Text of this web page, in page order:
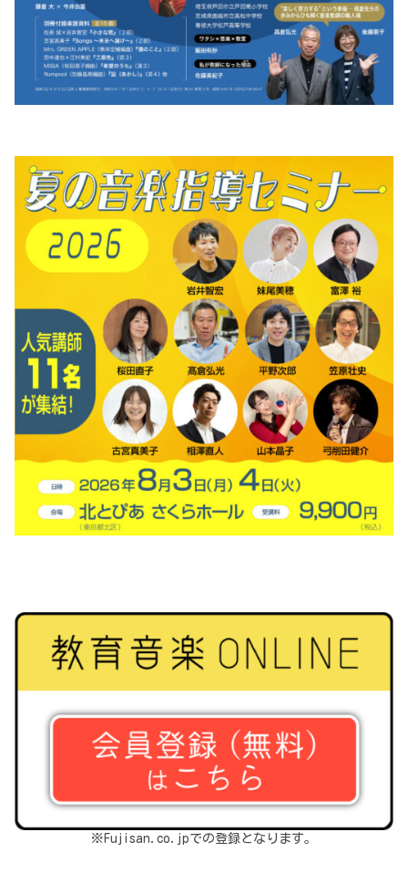
※Fujisan.co.jpでの登録となります。